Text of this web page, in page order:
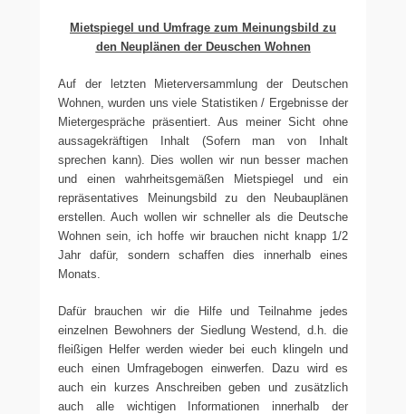
Mietspiegel und Umfrage zum Meinungsbild zu
den Neuplänen der Deuschen Wohnen
Auf der letzten Mieterversammlung der Deutschen
Wohnen, wurden uns viele Statistiken / Ergebnisse der
Mietergespräche präsentiert. Aus meiner Sicht ohne
aussagekräftigen Inhalt (Sofern man von Inhalt
sprechen kann). Dies wollen wir nun besser machen
und einen wahrheitsgemäßen Mietspiegel und ein
repräsentatives Meinungsbild zu den Neubauplänen
erstellen. Auch wollen wir schneller als die Deutsche
Wohnen sein, ich hoffe wir brauchen nicht knapp 1/2
Jahr dafür, sondern schaffen dies innerhalb eines
Monats.
Dafür brauchen wir die Hilfe und Teilnahme jedes
einzelnen Bewohners der Siedlung Westend, d.h. die
fleißigen Helfer werden wieder bei euch klingeln und
euch einen Umfragebogen einwerfen. Dazu wird es
auch ein kurzes Anschreiben geben und zusätzlich
auch alle wichtigen Informationen innerhalb der